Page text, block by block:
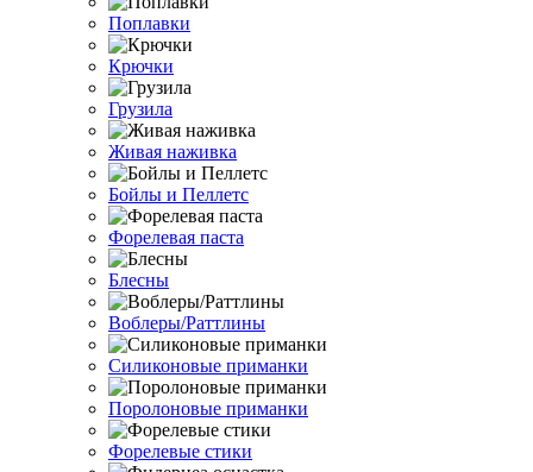
Поплавки
Крючки
Грузила
Живая наживка
Бойлы и Пеллетс
Форелевая паста
Блесны
Воблеры/Раттлины
Силиконовые приманки
Поролоновые приманки
Форелевые стики